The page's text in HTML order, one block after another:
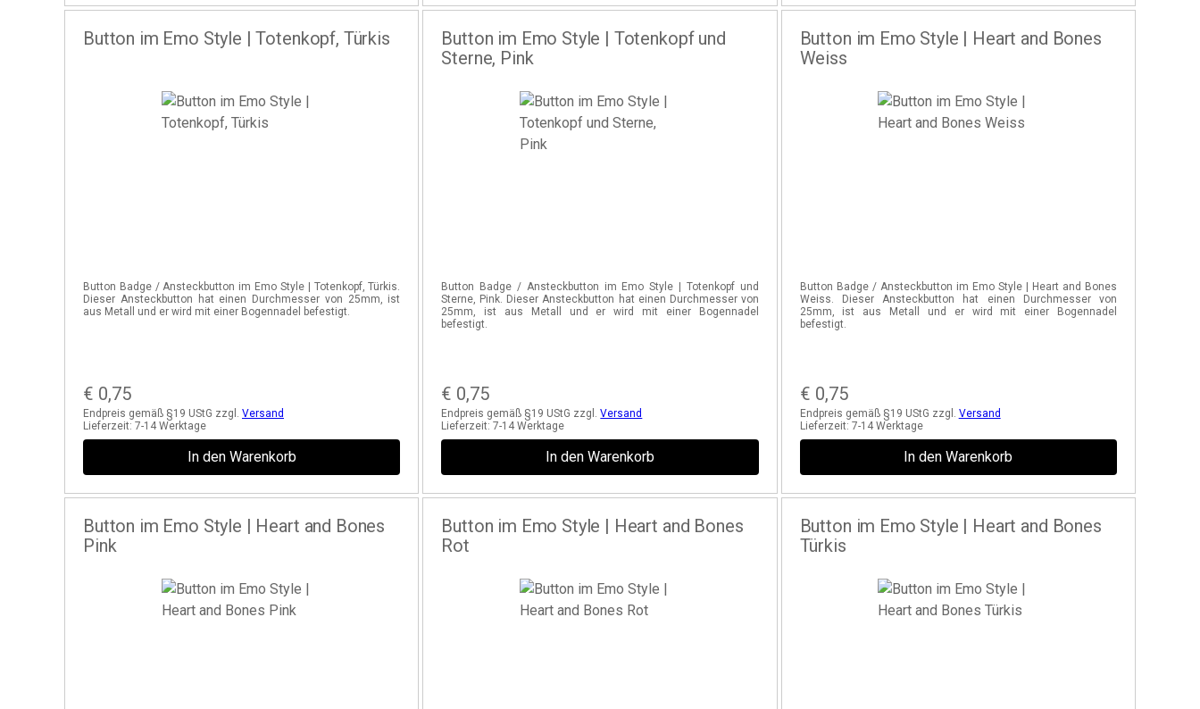
Button im Emo Style | Totenkopf, Türkis
Button Badge / Ansteckbutton im Emo Style | Totenkopf, Türkis.
Dieser Ansteckbutton hat einen Durchmesser von 25mm, ist
aus Metall und er wird mit einer Bogennadel befestigt.
€ 0,75
Endpreis gemäß §19 UStG zzgl. Versand
Lieferzeit: 7-14 Werktage
In den Warenkorb
Button im Emo Style | Totenkopf und
Sterne, Pink
Button Badge / Ansteckbutton im Emo Style | Totenkopf und
Sterne, Pink. Dieser Ansteckbutton hat einen Durchmesser von
25mm, ist aus Metall und er wird mit einer Bogennadel
befestigt.
€ 0,75
Endpreis gemäß §19 UStG zzgl.Versand
Lieferzeit:7-14 Werktage
In den Warenkorb
Button im Emo Style | Heart and Bones
Weiss
Button Badge / Ansteckbutton im Emo Style | Heart and Bones
Weiss. Dieser Ansteckbutton hat einen Durchmesser von
25mm, ist aus Metall und er wird mit einer Bogennadel
befestigt.
€ 0,75
Endpreis gemäß §19 UStG zzgl. Versand
Lieferzeit: 7-14 Werktage
In den Warenkorb
Button im Emo Style | Heart and Bones
Pink
Button im Emo Style | Heart and Bones
Rot
Button im Emo Style | Heart and Bones
Türkis